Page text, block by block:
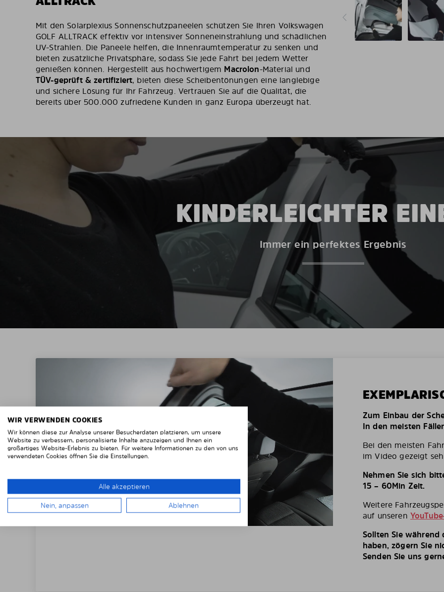
Mit den Solarplexius Sonnenschutzpaneelen schützen Sie Ihren Volkswagen
GOLF ALLTRACK effektiv vor intensiver Sonneneinstrahlung und schädlichen
UV-Strahlen. Die Paneele helfen, die Innenraumtemperatur zu senken und
bieten zusätzliche Privatsphäre, sodass Sie jede Fahrt bei jedem Wetter
genießen können. Hergestellt aus hochwertigem Macrolon-Material und
TÜV-geprüft & zertifiziert, bieten diese Scheibentönungen eine langlebige
und sichere Lösung für Ihr Fahrzeug. Vertrauen Sie auf die Qualität, die
bereits über 500.000 zufriedene Kunden in ganz Europa überzeugt hat.
KINDERLEICHTER
Immer ein perfektes Ergebnis
Zum Einbau der
In den meisten
Bei den meisten
im Video gezeigt
Nehmen Sie sich
15 – 60Min Zeit.
Weitere
auf unseren
Sollten Sie während
haben, zögern Sie
Senden Sie uns
WIR VERWENDEN COOKIES
Wir können diese zur Analyse unserer Besucherdaten platzieren, um unsere
Website zu verbessern, personalisierte Inhalte anzuzeigen und Ihnen ein
großartiges Website-Erlebnis zu bieten. Für weitere Informationen zu den von uns
verwendeten Cookies öffnen Sie die Einstellungen.
Alle akzeptieren
Nein, anpassen Ablehnen